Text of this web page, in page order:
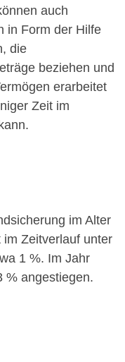
auch
in Form der Hilfe
die
beziehen und
erarbeitet
Zeit im
im Alter
Zeitverlauf unter
1 %. Im Jahr
% angestiegen.